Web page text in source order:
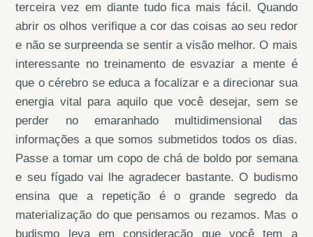
terceira vez em diante tudo fica mais fácil. Quando
abrir os olhos verifique a cor das coisas ao seu redor
e não se surpreenda se sentir a visão melhor. O mais
interessante no treinamento de esvaziar a mente é
que o cérebro se educa a focalizar e a direcionar sua
energia vital para aquilo que você desejar, sem se
perder no emaranhado multidimensional das
informações a que somos submetidos todos os dias.
Passe a tomar um copo de chá de boldo por semana
e seu fígado vai lhe agradecer bastante. O budismo
ensina que a repetição é o grande segredo da
materialização do que pensamos ou rezamos. Mas o
budismo leva em consideração que você tem a